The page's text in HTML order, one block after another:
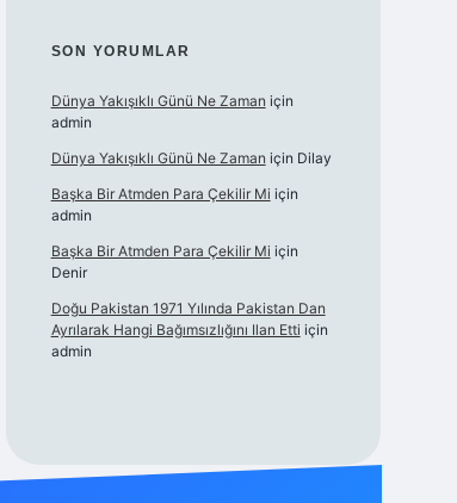
SON YORUMLAR
Dünya Yakışıklı Günü Ne Zaman için
admin
Dünya Yakışıklı Günü Ne Zaman için Dilay
Başka Bir Atmden Para Çekilir Mi için
admin
Başka Bir Atmden Para Çekilir Mi için
Denir
Doğu Pakistan 1971 Yılında Pakistan Dan
Ayrılarak Hangi Bağımsızlığını Ilan Etti için
admin